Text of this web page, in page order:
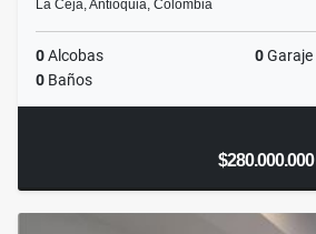
La Ceja, Antioquia, Colombia
0Alcobas 0Garaje
0 Baños
$280.000.000